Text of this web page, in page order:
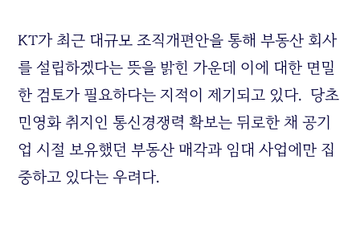
KT가 최근 대규모 조직개편안을 통해 부동산 회사
를 설립하겠다는 뜻을 밝힌 가운데 이에 대한 면밀
한 검토가 필요하다는 지적이 제기되고 있다. 당초
민영화 취지인 통신경쟁력 확보는 뒤로한 채 공기
업 시절 보유했던 부동산 매각과 임대 사업에만 집
중하고 있다는 우려다.